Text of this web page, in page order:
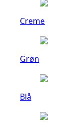
Creme
Grøn
Blå